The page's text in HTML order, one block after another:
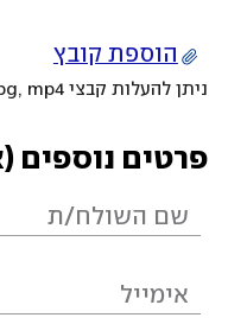
הוספת קובץ
ניתן להעלות קבצי mov, png, jpeg, jpg, mp4 עד 200MB
פרטים נוספים